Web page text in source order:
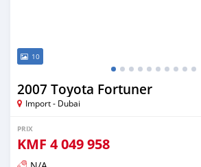
10
2007 Toyota Fortuner
Import - Dubai
PRIX
KMF 4 049 958